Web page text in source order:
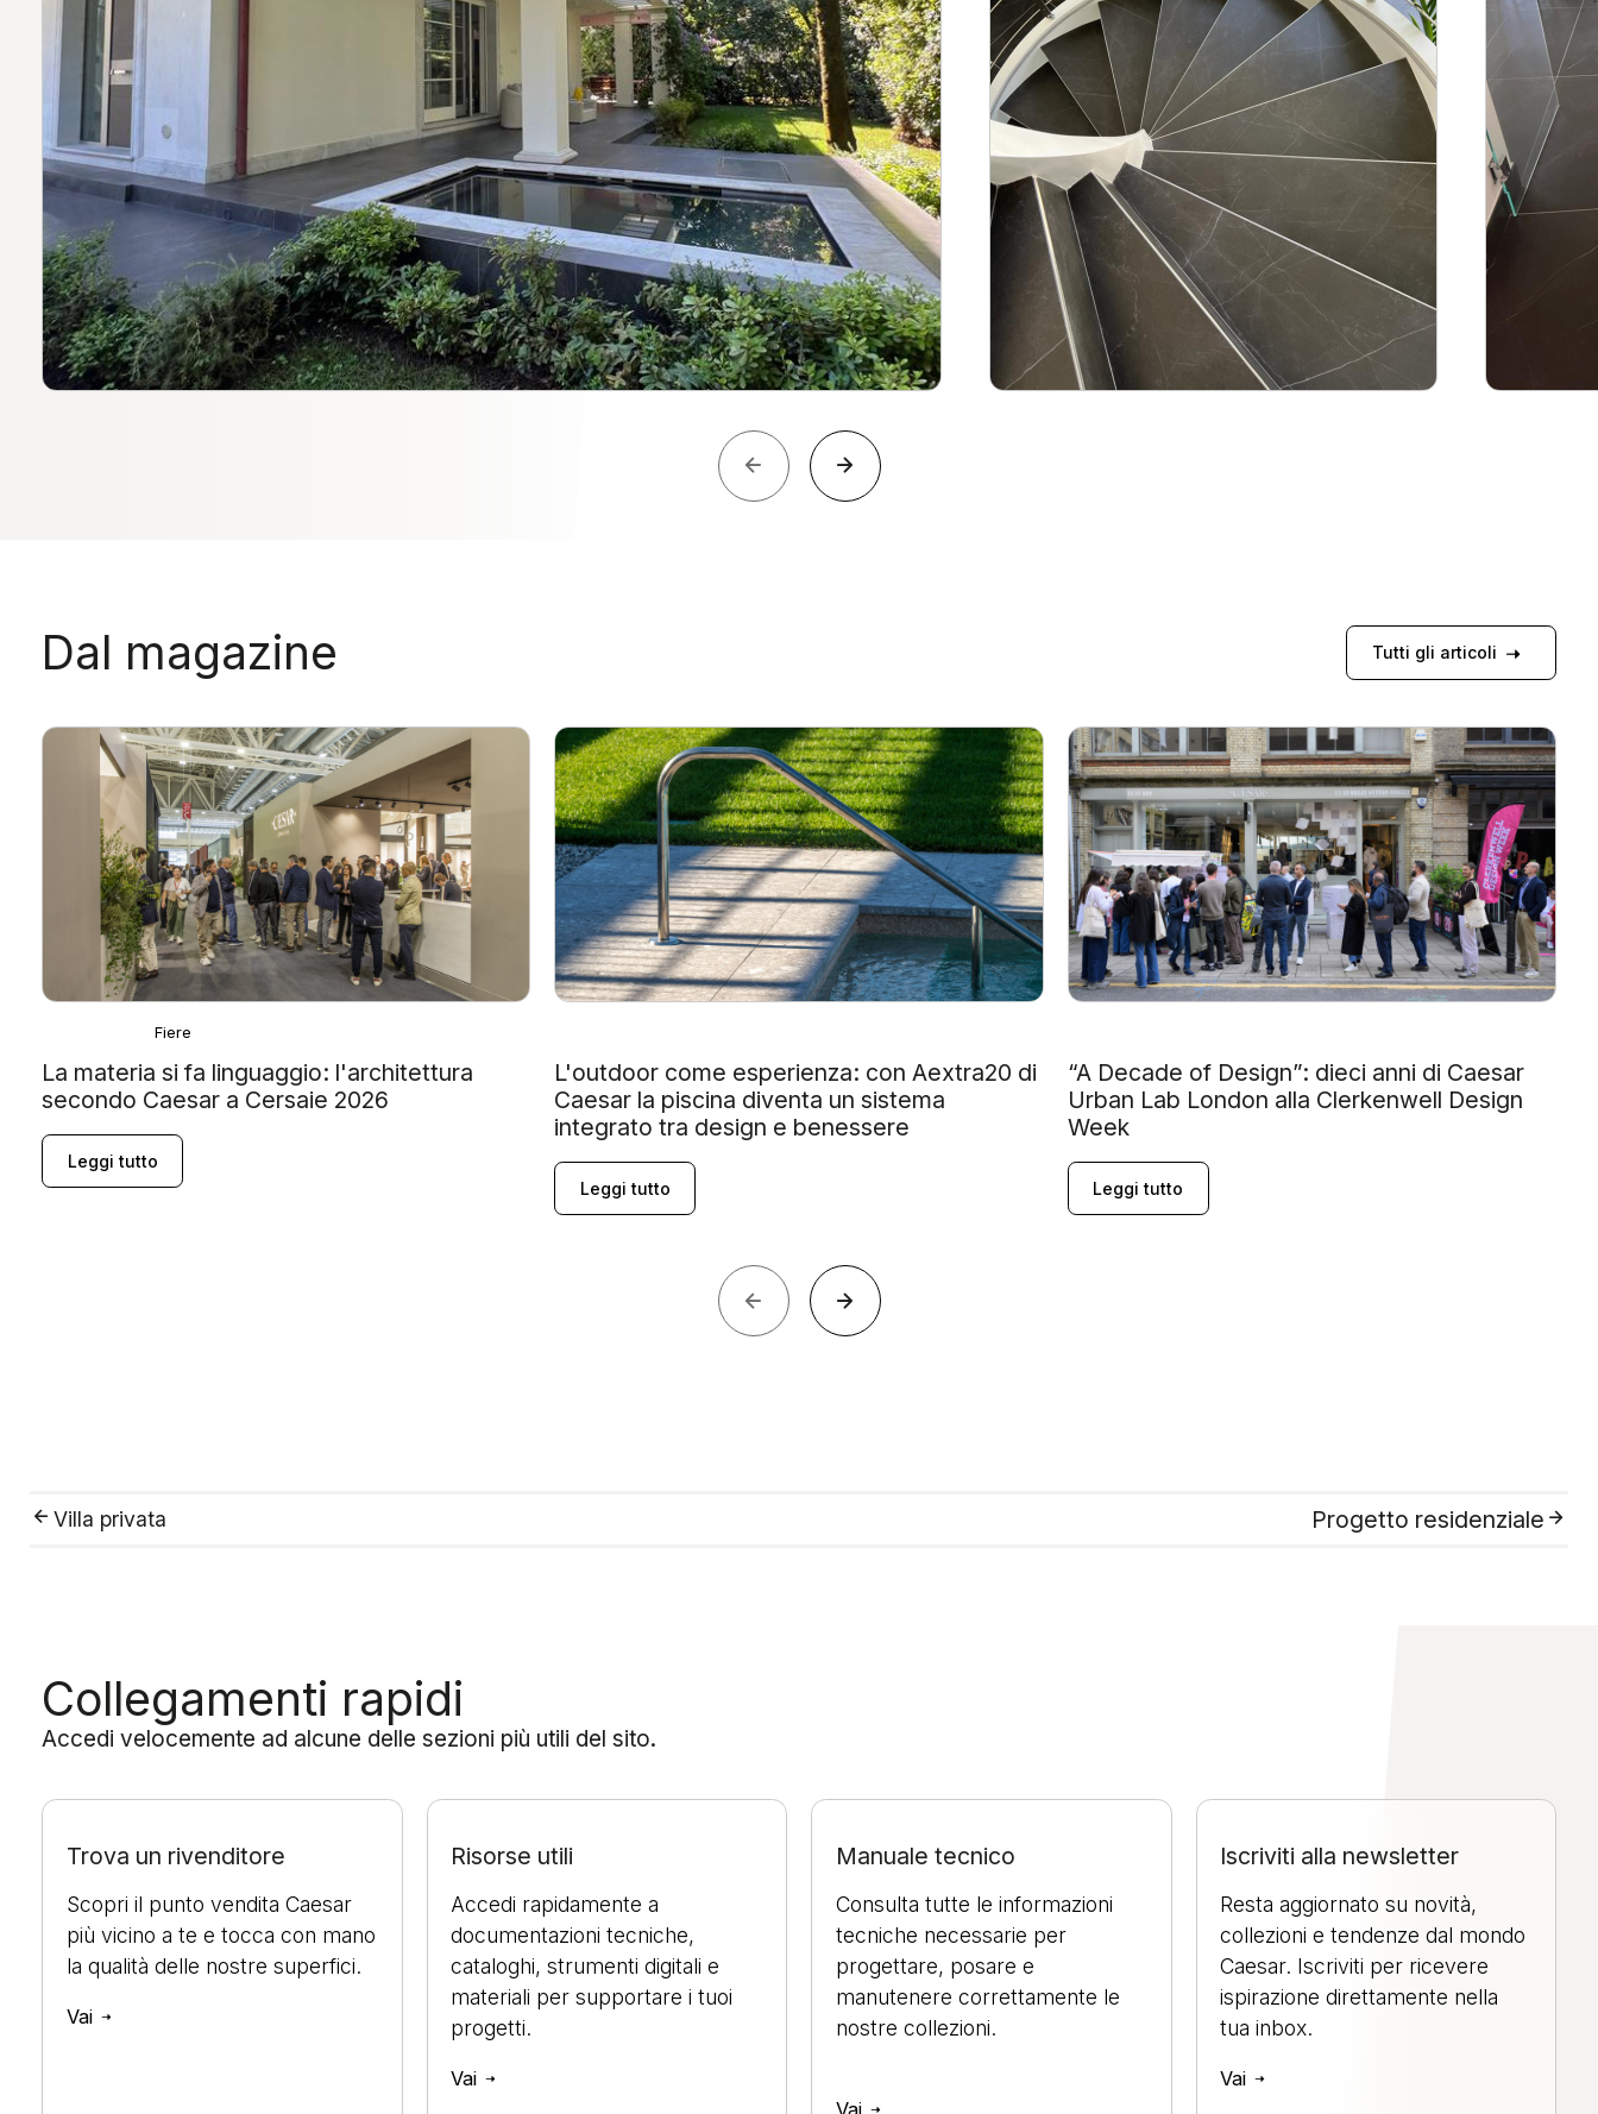
Dal magazine Tutti gli articoli
Fiere
La materia si fa linguaggio: l'architettura
secondo Caesar a Cersaie 2026
Leggi tutto
L'outdoor come esperienza: con Aextra20 di
Caesar la piscina diventa un sistema
integrato tra design e benessere
Leggi tutto
“A Decade of Design”: dieci anni di Caesar
Urban Lab London alla Clerkenwell Design
Week
Leggi tutto
Villa privata Progetto residenziale
Collegamenti rapidi
Accedi velocemente ad alcune delle sezioni più utili del sito.
Trova un rivenditore
Scopri il punto vendita Caesar
più vicino a te e tocca con mano
la qualità delle nostre superfici.
Vai
Risorse utili
Accedi rapidamente a
documentazioni tecniche,
cataloghi, strumenti digitali e
materiali per supportare i tuoi
progetti.
Vai
Manuale tecnico
Consulta tutte le informazioni
tecniche necessarie per
progettare, posare e
manutenere correttamente le
nostre collezioni.
Vai
Iscriviti alla newsletter
Resta aggiornato su novità,
collezioni e tendenze dal mondo
Caesar. Iscriviti per ricevere
ispirazione direttamente nella
tua inbox.
Vai